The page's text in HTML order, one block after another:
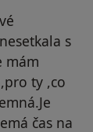
s
mám
ty ,co
čas na